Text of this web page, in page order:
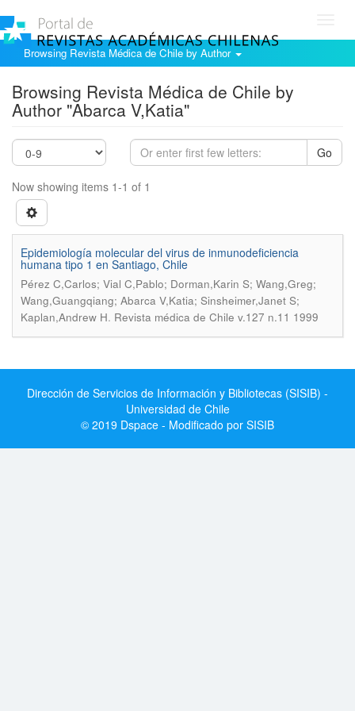
Browsing Revista Médica de Chile by Author
Browsing Revista Médica de Chile by
Author "Abarca V,Katia"
Go
Now showing items 1-1 of 1
Epidemiología molecular del virus de inmunodeficiencia
humana tipo 1 en Santiago, Chile
Pérez C,Carlos; Vial C,Pablo; Dorman,Karin S; Wang,Greg;
Wang,Guangqiang; Abarca V,Katia; Sinsheimer,Janet S;
Kaplan,Andrew H. Revista médica de Chile v.127 n.11 1999
Dirección de Servicios de Información y Bibliotecas (SISIB) -
Universidad de Chile
© 2019 Dspace - Modificado por SISIB